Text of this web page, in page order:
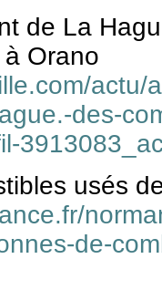
de La
Orano
actu/
des-
usés
de-